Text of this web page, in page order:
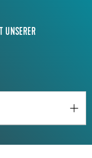
UNSERER